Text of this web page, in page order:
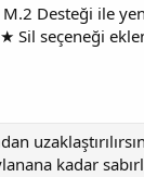
Desteği ile
Sil seçeneği
kadar